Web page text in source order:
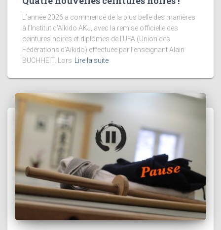
L’année 2026 a commencé de la plus belle des manières
à l’Institut d’Aïkido AKJ, avec la remise officielle des
ceintures noires et diplômes de l’UFA (Union des
Fédérations d’Aïkido) effectuée par l’enseignant Alain
BUCHHEIT. Lors
Lire la suite